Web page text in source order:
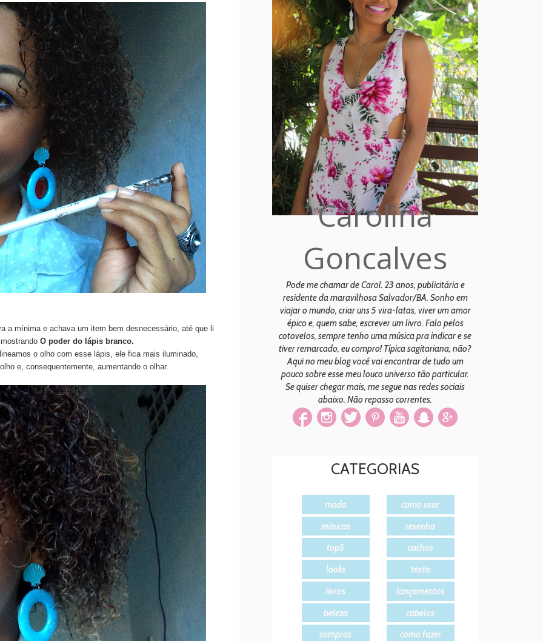
a mínima e achava um item bem desnecessário, até que li
O poder do lápis branco.
o olho com esse lápis, ele fica mais iluminado,
e, consequentemente, aumentando o olhar.
Carolina
Goncalves
Pode me chamar de Carol. 23 anos, publicitária e
residente da maravilhosa Salvador/BA. Sonho em
viajar o mundo, criar uns 5 vira-latas, viver um amor
épico e, quem sabe, escrever um livro. Falo pelos
cotovelos, sempre tenho uma música pra indicar e se
tiver remarcado, eu compro! Típica sagitariana, não?
Aqui no meu blog você vai encontrar de tudo um
pouco sobre esse meu louco universo tão particular.
Se quiser chegar mais, me segue nas redes sociais
abaixo. Não repasso correntes.
CATEGORIAS
moda
como usar
músicas
resenha
top5
cachos
looks
texto
livros
lançamentos
beleza
cabelos
compras
como fazer